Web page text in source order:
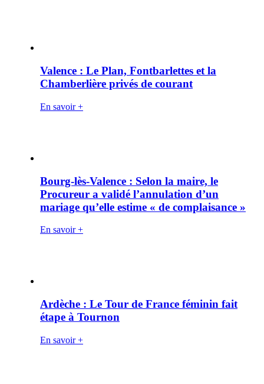
Valence : Le Plan, Fontbarlettes et la
Chamberlière privés de courant
En savoir +
Bourg-lès-Valence : Selon la maire, le
Procureur a validé l’annulation d’un
mariage qu’elle estime « de complaisance »
En savoir +
Ardèche : Le Tour de France féminin fait
étape à Tournon
En savoir +